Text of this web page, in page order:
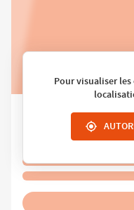
Pour visualiser